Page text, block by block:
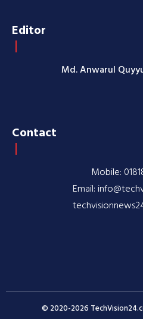
Editor
Md. Anwarul
Contact
Mobile:
Email:
© 2020-2026